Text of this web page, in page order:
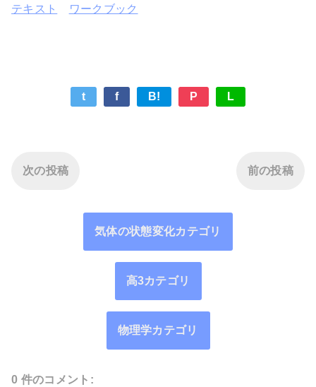
テキスト ワークブック
t f B! P L
次の投稿 前の投稿
気体の状態変化カテゴリ
高3カテゴリ
物理学カテゴリ
0 件のコメント: